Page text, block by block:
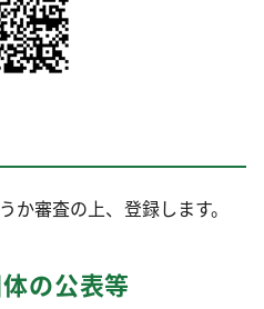
か審査の上、登録します。
の公表等